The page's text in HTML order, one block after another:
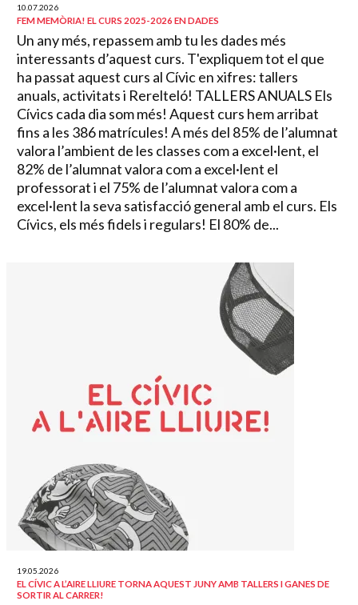
10.07.2026
FEM MEMÒRIA! EL CURS 2025-2026 EN DADES
Un any més, repassem amb tu les dades més
interessants d’aquest curs. T'expliquem tot el que
ha passat aquest curs al Cívic en xifres: tallers
anuals, activitats i Rerelteló! TALLERS ANUALS Els
Cívics cada dia som més! Aquest curs hem arribat
fins a les 386 matrícules! A més del 85% de l’alumnat
valora l’ambient de les classes com a excel·lent, el
82% de l’alumnat valora com a excel·lent el
professorat i el 75% de l’alumnat valora com a
excel·lent la seva satisfacció general amb el curs. Els
Cívics, els més fidels i regulars! El 80% de...
19.05.2026
EL CÍVIC A L’AIRE LLIURE TORNA AQUEST JUNY AMB TALLERS I GANES DE
SORTIR AL CARRER!